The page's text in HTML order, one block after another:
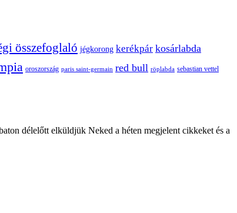
összefoglaló jégkorong kerékpár kosárlabda
oroszország paris saint-germain red bull röplabda sebastian vettel
délelőtt elküldjük Neked a héten megjelent cikkeket és a